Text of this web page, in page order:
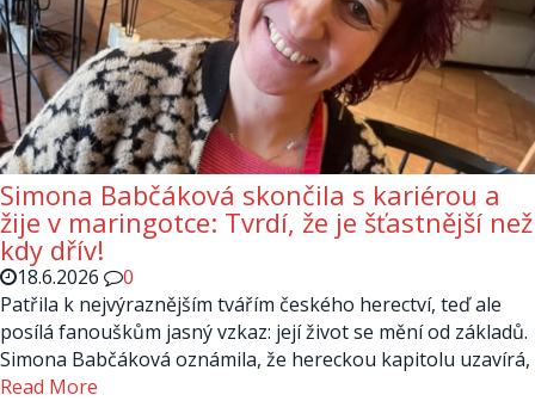
Simona Babčáková skončila s kariérou a
žije v maringotce: Tvrdí, že je šťastnější než
kdy dřív!
18.6.2026
0
Patřila k nejvýraznějším tvářím českého herectví, teď ale
posílá fanouškům jasný vzkaz: její život se mění od základů.
Simona Babčáková oznámila, že hereckou kapitolu uzavírá,
Read More